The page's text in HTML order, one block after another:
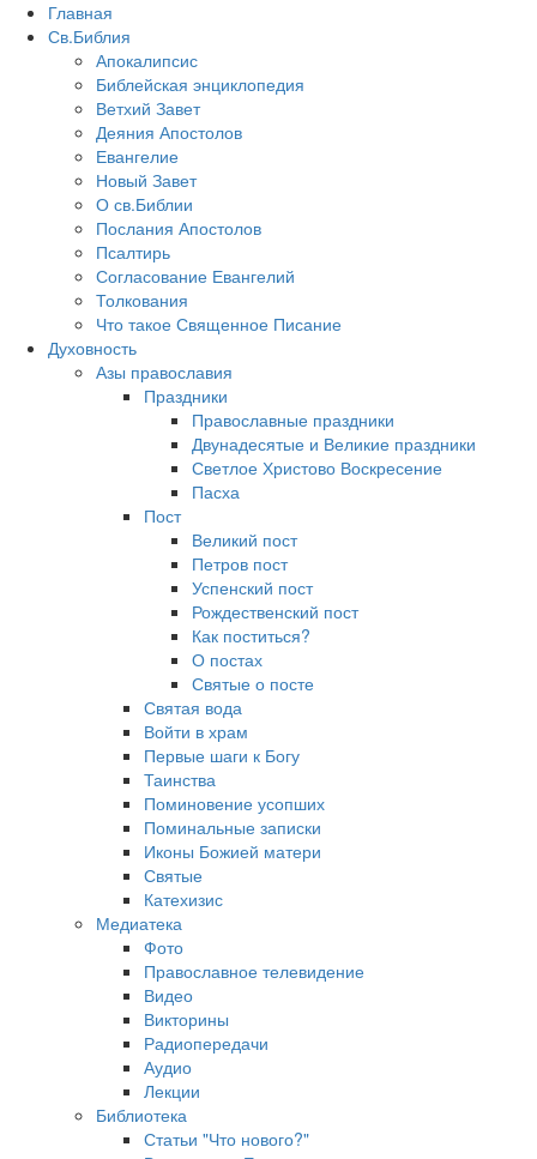
Главная
Св.Библия
Апокалипсис
Библейская энциклопедия
Ветхий Завет
Деяния Апостолов
Евангелие
Новый Завет
О св.Библии
Послания Апостолов
Псалтирь
Согласование Евангелий
Толкования
Что такое Священное Писание
Духовность
Азы православия
Праздники
Православные праздники
Двунадесятые и Великие праздники
Светлое Христово Воскресение
Пасха
Пост
Великий пост
Петров пост
Успенский пост
Рождественский пост
Как поститься?
О постах
Святые о посте
Святая вода
Войти в храм
Первые шаги к Богу
Таинства
Поминовение усопших
Поминальные записки
Иконы Божией матери
Святые
Катехизис
Медиатека
Фото
Православное телевидение
Видео
Викторины
Радиопередачи
Аудио
Лекции
Библиотека
Статьи "Что нового?"